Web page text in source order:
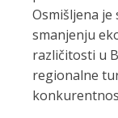
Osmišljena je
smanjenju
različitosti u
regionalne